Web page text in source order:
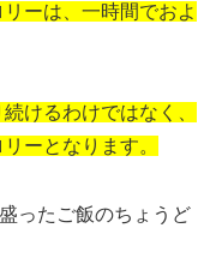
ーは、一時間でおよ
けるわけではなく、
ーとなります。
ったご飯のちょうど